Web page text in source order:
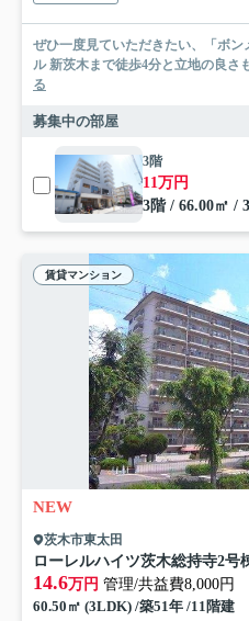
ぜひ一度見ていただきたい、「ボ
ル 新茨木まで徒歩4分と立地の良さ
る
募集中の部屋
3階
11万円
3階 / 66.00㎡ /
賃貸マンション
NEW
茨木市東太田
ローレルハイツ茨木総持寺2号
14.6万円 管理/共益費8,000円
60.50㎡ (3LDK) /築51年 /11階建